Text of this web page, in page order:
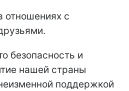
отношениях с
безопасность и
нашей страны
поддержкой